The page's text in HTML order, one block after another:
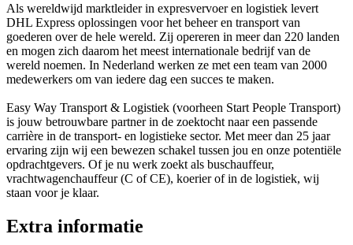
Als wereldwijd marktleider in expresvervoer en logistiek levert
DHL Express oplossingen voor het beheer en transport van
goederen over de hele wereld. Zij opereren in meer dan 220 landen
en mogen zich daarom het meest internationale bedrijf van de
wereld noemen. In Nederland werken ze met een team van 2000
medewerkers om van iedere dag een succes te maken.
Easy Way Transport & Logistiek (voorheen Start People Transport)
is jouw betrouwbare partner in de zoektocht naar een passende
carrière in de transport- en logistieke sector. Met meer dan 25 jaar
ervaring zijn wij een bewezen schakel tussen jou en onze potentiële
opdrachtgevers. Of je nu werk zoekt als buschauffeur,
vrachtwagenchauffeur (C of CE), koerier of in de logistiek, wij
staan voor je klaar.
Extra informatie